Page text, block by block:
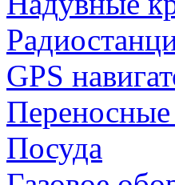
GPS
Посуда